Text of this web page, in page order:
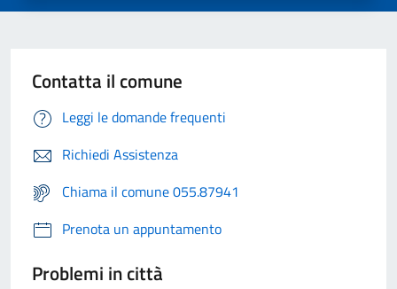
Contatta il comune
Leggi le domande frequenti
Richiedi Assistenza
Chiama il comune 055.87941
Prenota un appuntamento
Problemi in città